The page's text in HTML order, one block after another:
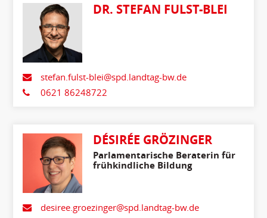
DR. STEFAN FULST-BLEI
stefan.fulst-blei@spd.landtag-bw.de
0621 86248722
DÉSIRÉE GRÖZINGER
Parlamentarische Beraterin für
frühkindliche Bildung
desiree.groezinger@spd.landtag-bw.de